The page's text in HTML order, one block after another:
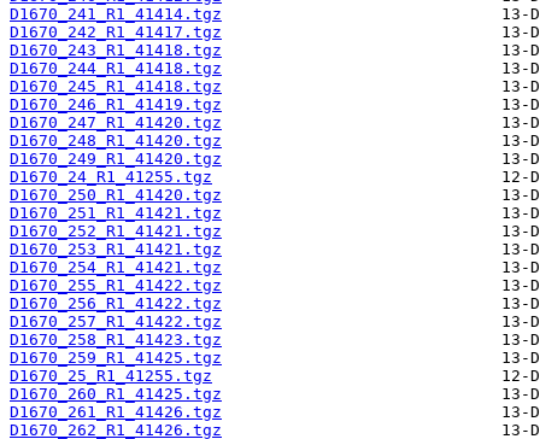
D1670_241_R1_41414.tgz
D1670_242_R1_41417.tgz
D1670_243_R1_41418.tgz
D1670_244_R1_41418.tgz
D1670_245_R1_41418.tgz
D1670_246_R1_41419.tgz
D1670_247_R1_41420.tgz
D1670_248_R1_41420.tgz
D1670_249_R1_41420.tgz
D1670_24_R1_41255.tgz
D1670_250_R1_41420.tgz
D1670_251_R1_41421.tgz
D1670_252_R1_41421.tgz
D1670_253_R1_41421.tgz
D1670_254_R1_41421.tgz
D1670_255_R1_41422.tgz
D1670_256_R1_41422.tgz
D1670_257_R1_41422.tgz
D1670_258_R1_41423.tgz
D1670_259_R1_41425.tgz
D1670_25_R1_41255.tgz
D1670_260_R1_41425.tgz
D1670_261_R1_41426.tgz
D1670_262_R1_41426.tgz